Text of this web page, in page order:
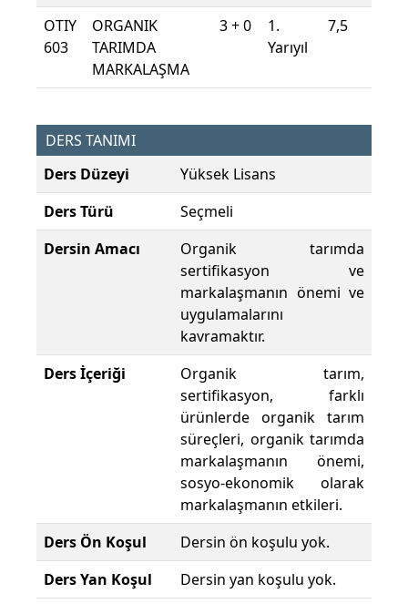
OTIY
603
ORGANIK
TARIMDA
MARKALAŞMA
3 + 0
1.
Yarıyıl
7,5
DERS TANIMI
Ders Düzeyi
Yüksek Lisans
Ders Türü
Seçmeli
Dersin Amacı
Organik tarımda
sertifikasyon ve
markalaşmanın önemi ve
uygulamalarını
kavramaktır.
Ders İçeriği
Organik tarım,
sertifikasyon, farklı
ürünlerde organik tarım
süreçleri, organik tarımda
markalaşmanın önemi,
sosyo-ekonomik olarak
markalaşmanın etkileri.
Ders Ön Koşul
Dersin ön koşulu yok.
Ders Yan Koşul
Dersin yan koşulu yok.